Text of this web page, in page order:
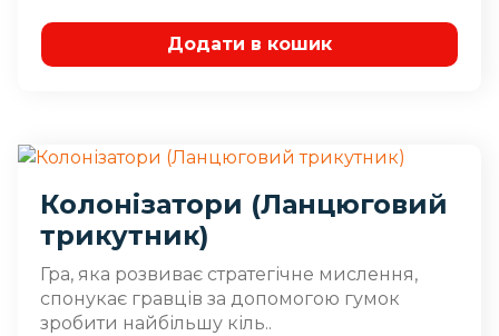
Додати в кошик
Колонізатори (Ланцюговий
трикутник)
Гра, яка розвиває стратегічне мислення,
спонукає гравців за допомогою гумок
зробити найбільшу кіль..